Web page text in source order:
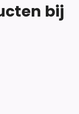
bij